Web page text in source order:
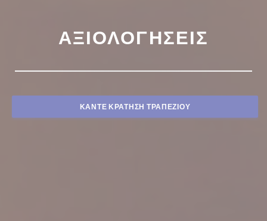
ΑΞΙΟΛΟΓΉΣΕΙΣ
ΚΆΝΤΕ ΚΡΆΤΗΣΗ ΤΡΑΠΕΖΙΟΎ